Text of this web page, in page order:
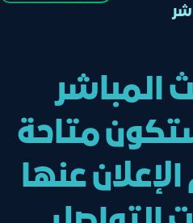
المباشر
متاحة
عنها